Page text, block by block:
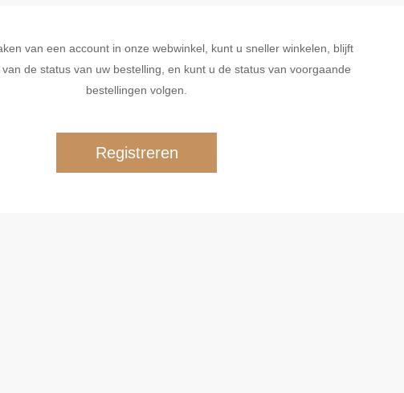
van een account in onze webwinkel, kunt u sneller winkelen, blijft
de status van uw bestelling, en kunt u de status van voorgaande
bestellingen volgen.